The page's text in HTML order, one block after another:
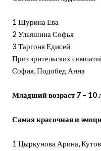
1 Шурина Ева
2 Ульяшина Софья
3 Таргоня Едисей
Приз зрительских
София, Подобед Анна
Младший возраст 7 – 10
Самая красочная и
1 Цыркунова Арина,